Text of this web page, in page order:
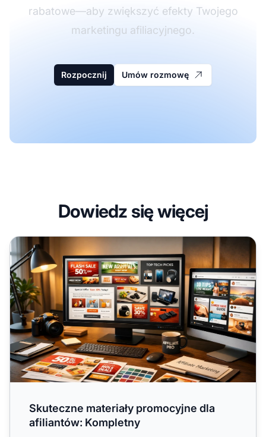
rabatowe—aby zwiększyć efekty Twojego
marketingu afiliacyjnego.
Rozpocznij Umów rozmowę
Dowiedz się więcej
Skuteczne materiały promocyjne dla afiliantów:
Skuteczne materiały promocyjne dla
afiliantów: Kompletny